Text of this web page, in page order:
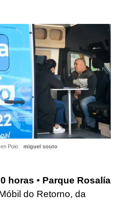
Poio miguel souto
horas • Parque Rosalía
do Retorno, da